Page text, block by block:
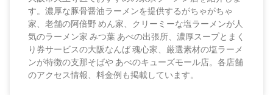
す。濃厚な豚骨醤油ラーメンを提供するがちゃがちゃ
家、老舗の阿倍野 めん家、クリーミーな塩ラーメンが人
気のラーメン家 みつ葉 あべの出張所、濃厚スープとまく
り券サービスの大阪なんば 魂心家、厳選素材の塩ラーメ
ンが特徴の支那そばや あべのキューズモール店。各店舗
のアクセス情報、料金例も掲載しています。